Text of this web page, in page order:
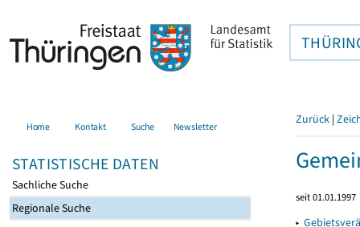
Home Kontakt Suche Newsletter
STATISTISCHE DATEN
Sachliche Suche
Regionale Suche
Zurück |
seit 01.01.1997
▸